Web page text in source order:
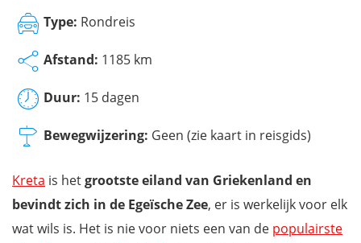
Type: Rondreis
Afstand: 1185 km
Duur: 15 dagen
Bewegwijzering: Geen (zie kaart in reisgids)
Kreta is hetgrootste eiland van Griekenland en
bevindt zich in de Egeïsche Zee, er is werkelijk voor elk
wat wils is. Het is nie voor niets een van de populairste